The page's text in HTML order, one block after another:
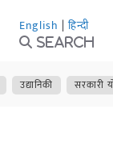
English | हिन्दी
Search
उद्यानिकी सरकारी